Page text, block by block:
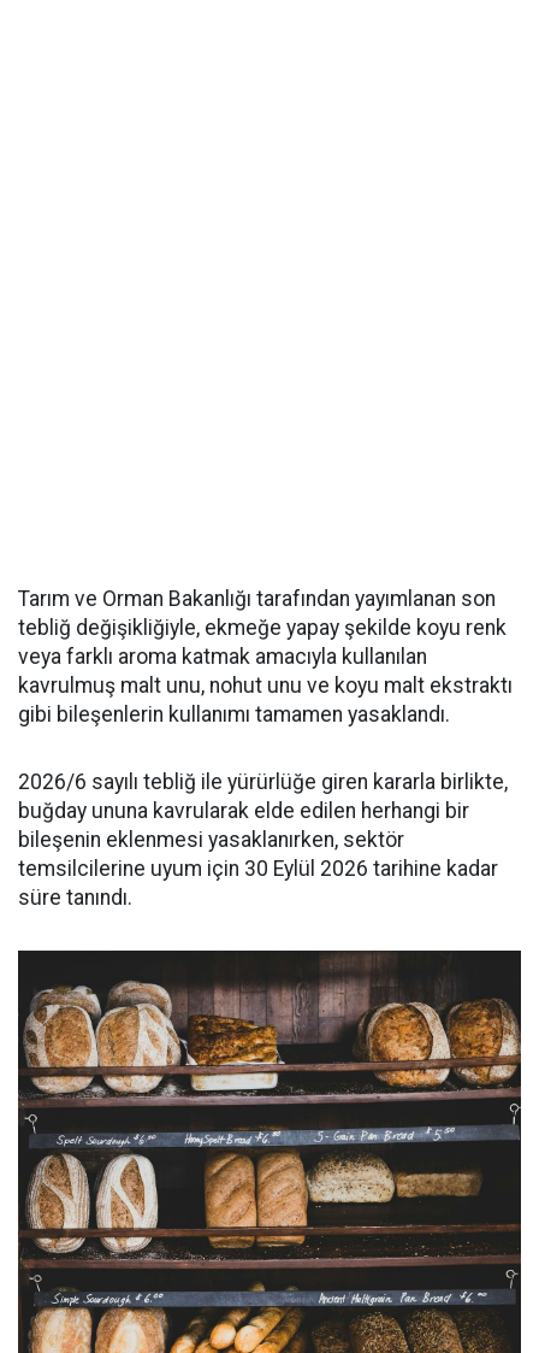
Tarım ve Orman Bakanlığı tarafından yayımlanan son
tebliğ değişikliğiyle, ekmeğe yapay şekilde koyu renk
veya farklı aroma katmak amacıyla kullanılan
kavrulmuş malt unu, nohut unu ve koyu malt ekstraktı
gibi bileşenlerin kullanımı tamamen yasaklandı.
2026/6 sayılı tebliğ ile yürürlüğe giren kararla birlikte,
buğday ununa kavrularak elde edilen herhangi bir
bileşenin eklenmesi yasaklanırken, sektör
temsilcilerine uyum için 30 Eylül 2026 tarihine kadar
süre tanındı.